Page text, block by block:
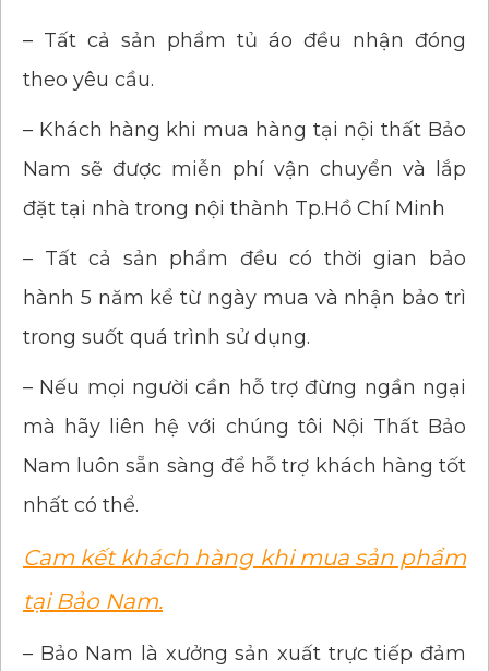
– Tất cả sản phẩm tủ áo đều nhận đóng
theo yêu cầu.
– Khách hàng khi mua hàng tại nội thất Bảo
Nam sẽ được miễn phí vận chuyển và lắp
đặt tại nhà trong nội thành Tp.Hồ Chí Minh
– Tất cả sản phẩm đều có thời gian bảo
hành 5 năm kể từ ngày mua và nhận bảo trì
trong suốt quá trình sử dụng.
– Nếu mọi người cần hỗ trợ đừng ngần ngại
mà hãy liên hệ với chúng tôi Nội Thất Bảo
Nam luôn sẵn sàng để hỗ trợ khách hàng tốt
nhất có thể.
Cam kết khách hàng khi mua sản phẩm
tại Bảo Nam.
– Bảo Nam là xưởng sản xuất trực tiếp đảm